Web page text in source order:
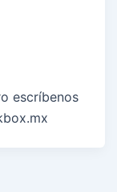
escríbenos